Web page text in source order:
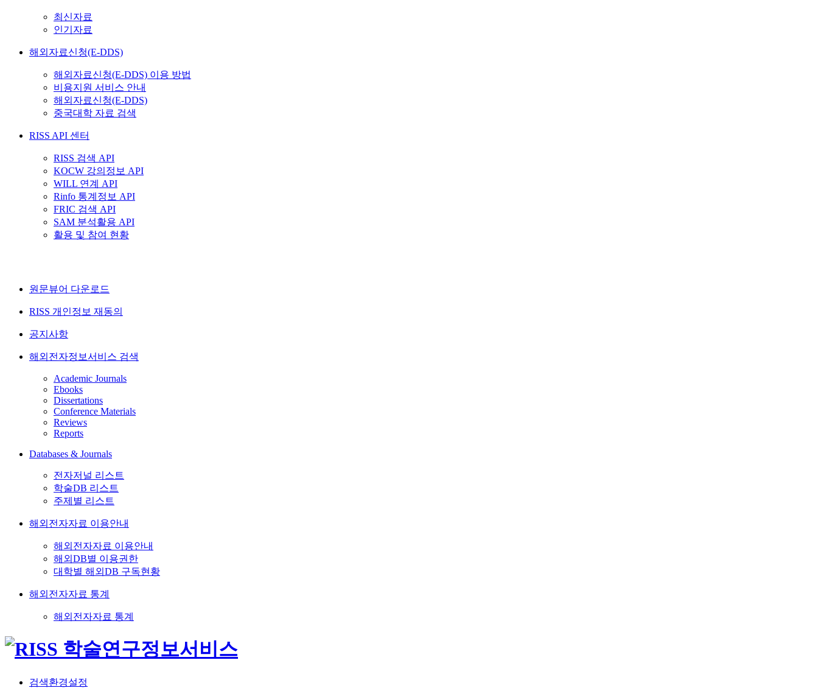
최신자료
인기자료
해외자료신청(E-DDS)
해외자료신청(E-DDS) 이용 방법
비용지원 서비스 안내
해외자료신청(E-DDS)
중국대학 자료 검색
RISS API 센터
RISS 검색 API
KOCW 강의정보 API
WILL 연계 API
Rinfo 통계정보 API
FRIC 검색 API
SAM 분석활용 API
활용 및 참여 현황
원문뷰어 다운로드
RISS 개인정보 재동의
공지사항
해외전자정보서비스 검색
Academic Journals
Ebooks
Dissertations
Conference Materials
Reviews
Reports
Databases & Journals
전자저널 리스트
학술DB 리스트
주제별 리스트
해외전자자료 이용안내
해외전자자료 이용안내
해외DB별 이용권한
대학별 해외DB 구독현황
해외전자자료 통계
해외전자자료 통계
검색환경설정